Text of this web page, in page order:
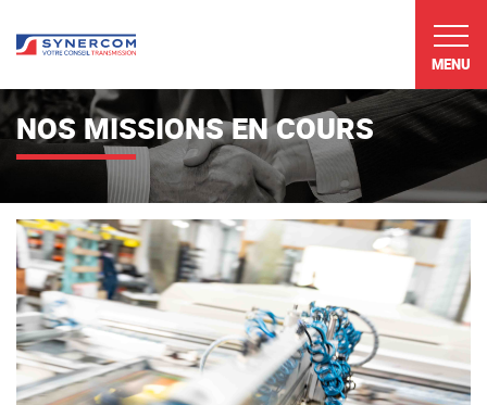
MENU
NOS MISSIONS EN COURS